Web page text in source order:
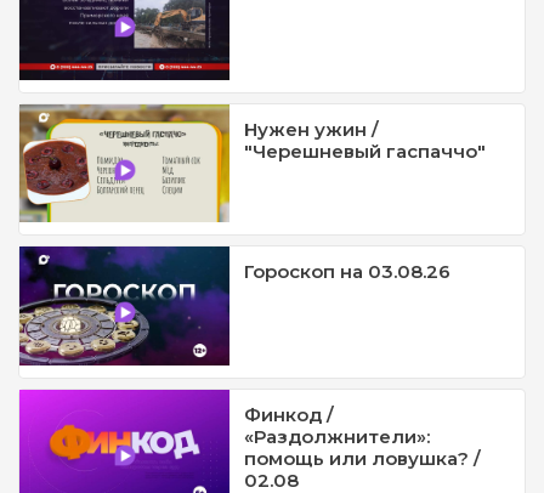
Нужен ужин /
"Черешневый гаспаччо"
Гороскоп на 03.08.26
Финкод /
«Раздолжнители»:
помощь или ловушка? /
02.08